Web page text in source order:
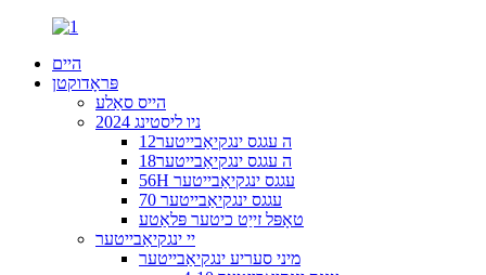
היים
פּראָדוקטן
הייס סאַלע
2024 ניו ליסטינג
12ה עגגס ינגקיאַבייטער
18ה עגגס ינגקיאַבייטער
56H עגגס ינגקיאַבייטער
70 עגגס ינגקיאַבייטער
טאָפּל זייַט כיטער פּלאַטע
יי ינגקיאַבייטער
מיני סעריע ינגקיאַבייטער